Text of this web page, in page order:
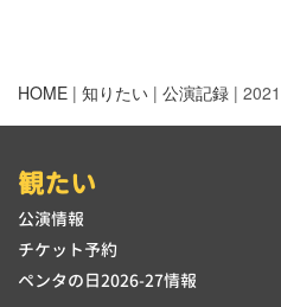
HOME | 知りたい | 公演記録 |
観たい
公演情報
チケット予約
ペンタの日2026-27情報